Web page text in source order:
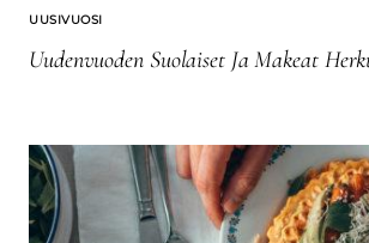
UUSIVUOSI
Uudenvuoden Suolaiset Ja Makeat